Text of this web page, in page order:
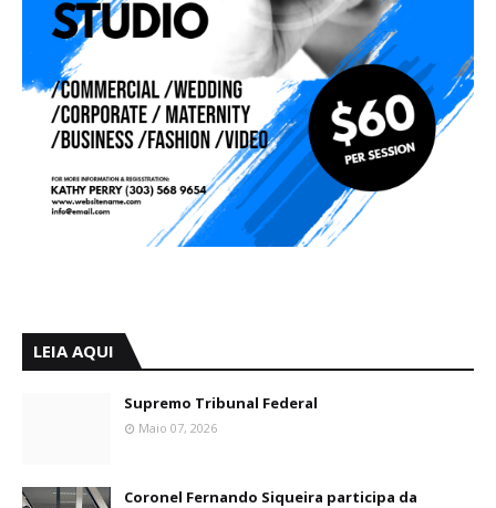
LEIA AQUI
Supremo Tribunal Federal
Maio 07, 2026
Coronel Fernando Siqueira participa da